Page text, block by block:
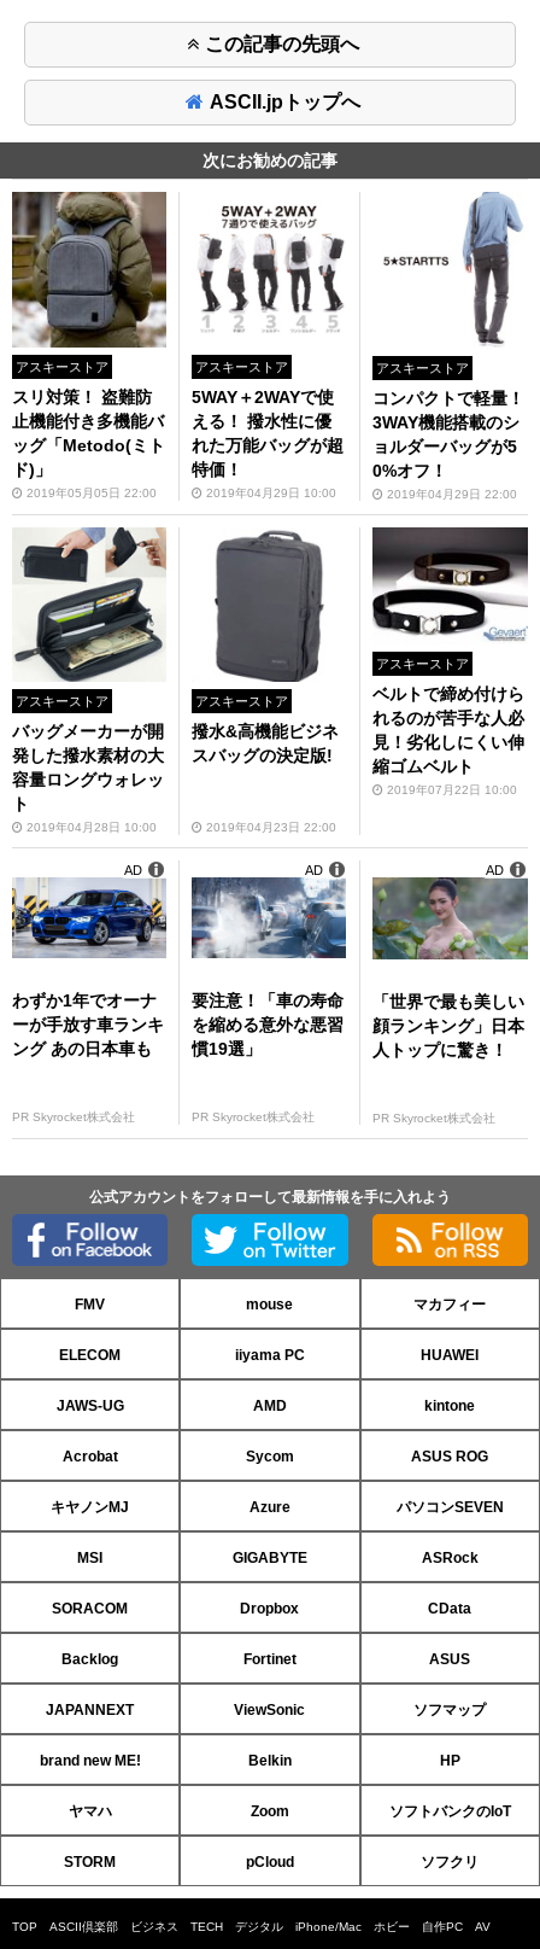
この記事の先頭へ
ASCII.jpトップへ
次にお勧めの記事
アスキーストア
スリ対策！ 盗難防
止機能付き多機能バ
ッグ「Metodo(ミト
ド)」
2019年05月05日 22:00
アスキーストア
5WAY＋2WAYで使
える！ 撥水性に優
れた万能バッグが超
特価！
2019年04月29日 10:00
アスキーストア
コンパクトで軽量！
3WAY機能搭載のシ
ョルダーバッグが5
0%オフ！
2019年04月29日 22:00
アスキーストア
バッグメーカーが開
発した撥水素材の大
容量ロングウォレッ
ト
2019年04月28日 10:00
アスキーストア
撥水&高機能ビジネ
スバッグの決定版!
2019年04月23日 22:00
アスキーストア
ベルトで締め付けら
れるのが苦手な人必
見！劣化しにくい伸
縮ゴムベルト
2019年07月22日 10:00
わずか1年でオーナ
ーが手放す車ランキ
ング あの日本車も
PR Skyrocket株式会社
AD
要注意！「車の寿命
を縮める意外な悪習
慣19選」
PR Skyrocket株式会社
AD
「世界で最も美しい
顔ランキング」日本
人トップに驚き！
PR Skyrocket株式会社
AD
公式アカウントをフォローして最新情報を手に入れよう
FMV mouse マカフィー
ELECOM iiyama PC HUAWEI
JAWS-UG AMD kintone
Acrobat Sycom ASUS ROG
キヤノンMJ Azure パソコンSEVEN
MSI GIGABYTE ASRock
SORACOM Dropbox CData
Backlog Fortinet ASUS
JAPANNEXT ViewSonic ソフマップ
brand new ME! Belkin HP
ヤマハ Zoom ソフトバンクのIoT
STORM pCloud ソフクリ
TOP ASCII倶楽部 ビジネス TECH デジタル iPhone/Mac ホビー 自作PC AV